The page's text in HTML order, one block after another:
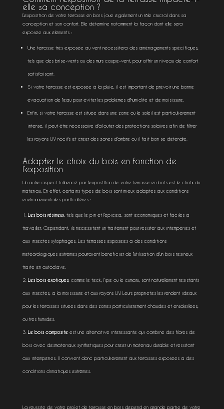
elle sa conception ?
L’exposition de votre terrasse en bois joue également un rôle crucial dans sa
conception et son confort. Elle détermine notamment la façon dont elle sera
exposée aux éléments :
Une terrasse très exposée au vent nécessitera des aménagements spécifiques,
tels que des brise-vents ou des murs coupe-vent, pour offrir un niveau de confort
satisfaisant.
Si votre terrasse est exposée à la pluie, il est important de prévoir une bonne
évacuation de l’eau pour éviter les problèmes d’humidité et de moisissure.
Enfin, si votre terrasse est située dans une zone où le soleil est particulièrement
intense, il peut être nécessaire d’ajouter des protections solaires afin de filtrer
les rayons UV nocifs et créer des zones d’ombre où il fait bon se détendre.
Adapter le choix du bois en fonction de
l’exposition
Un autre aspect influencé par l’exposition de votre terrasse en bois est le choix du
matériau. En effet, certains types de bois sont mieux adaptés aux conditions
environnementales particulières :
Les bois résineux, tels que le pin et l’épicéa, sont économiques et faciles à
travailler. Cependant, ils nécessitent un traitement pour résister aux intempéries et
aux insectes xylophages. Les terrasses exposées à des conditions
météorologiques extrêmes pourraient bénéficier de l’utilisation d’un bois résineux
traité en autoclave.
Les bois exotiques, comme le teck, l’ipé ou le cumaru, sont naturellement résistants
aux insectes, à la moisissure et aux rayons UV. Leurs propriétés les rendent idéaux
pour les terrasses situées dans des zones particulièrement chaudes et ensoleillées,
ou très humides.
Le bois composite est une alternative intéressante qui combine des fibres de
bois avec desmatériaux synthétiques pour créer un matériau durable et résistant
aux intempéries. Il convient donc particulièrement aux terrasses exposées à des
conditions climatiques extrêmes.
La réussite de votre projet de terrasse en boisdépend en grande partie de votre